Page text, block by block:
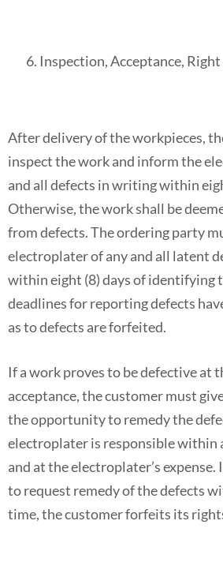
Inspection, Acceptance,
After delivery of the workpieces,
inspect the work and inform the
and all defects in writing within
Otherwise, the work shall be
from defects. The ordering party
electroplater of any and all latent
within eight (8) days of identifying
deadlines for reporting defects
as to defects are forfeited.
If a work proves to be defective at
acceptance, the customer must
the opportunity to remedy the
electroplater is responsible within
and at the electroplater’s
to request remedy of the defects
time, the customer forfeits its